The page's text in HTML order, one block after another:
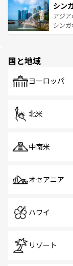
参照し
激す
が待
た文
み、
てお
うな
シン
アジ
シン
で、ホ
国と地域
ヨーロッパ
北米
中南米
オセアニア
ハワイ
リゾート